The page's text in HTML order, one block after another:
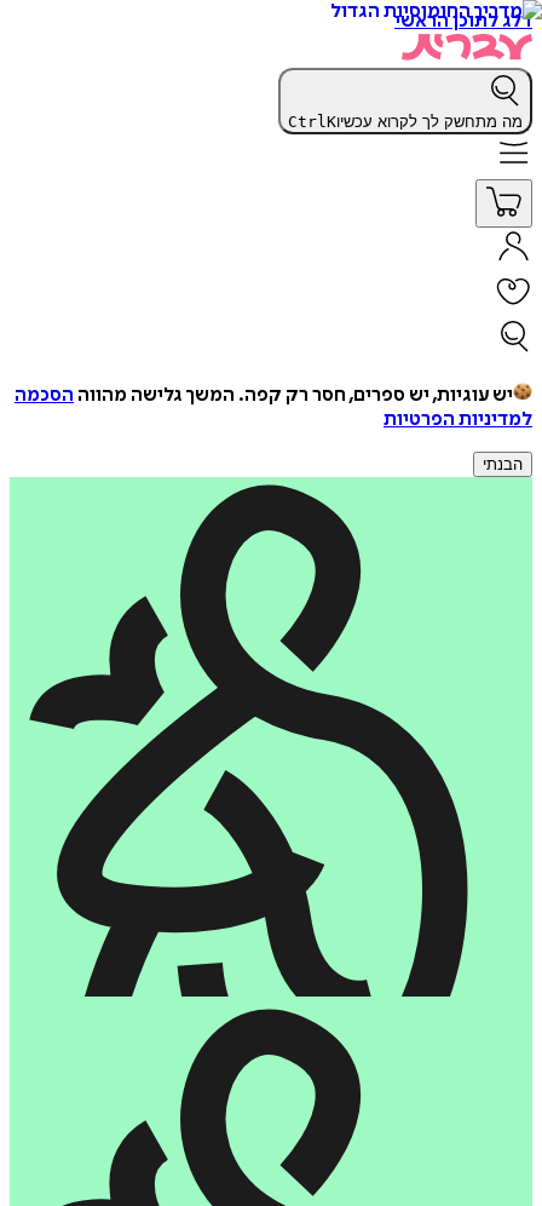
דלג לתוכן הראשי
מה מתחשק לך לקרוא עכשיו CtrlK
יש עוגיות, יש ספרים, חסר רק קפה. המשך גלישה מהווה הסכמה
למדיניות הפרטיות
הבנתי